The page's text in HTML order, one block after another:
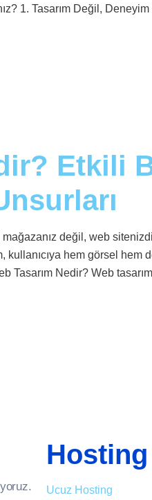
1. Tasarım Değil,
Etkili
değil, web
kullanıcıya hem görsel
Tasarım Nedir? Web
Hosting
Ucuz Hosting